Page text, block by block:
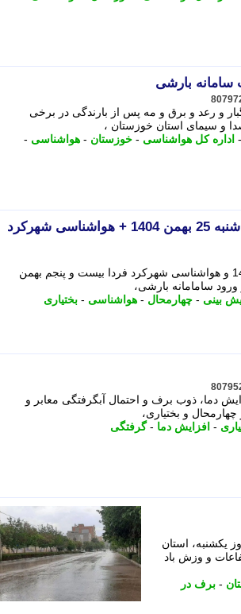
بارشی
و رعد و برق و مه پس از بارندگی در برخی
و سیمای استان خوزستان ،
- اداره کل هواشناسی - خوزستان - هواشناسی -
پیش بینی وضعیت آب و هوا چهارمحال و بختیاری فردا شنبه 25 بهمن 1404 + هواشناسی شهرکرد
پیش بینی وضعیت آب و هوا چهارمحال و بختیاری فردا شنبه 25 بهمن 1404 و هواشناسی شهرکرد فردا بیست و پنجم بهمن
سامامانه بارشی،
بینی - چهارمحال - هواشناسی - بختیاری
دما، ذوب برف و احتمال آبگرفتگی معابر و
و بختیاری،
- افزایش دما -گرفتگی
یکشنبه، استان
و وزش باد
- برف در